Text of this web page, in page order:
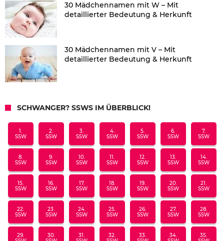
30 Mädchennamen mit W – Mit
detaillierter Bedeutung & Herkunft
30 Mädchennamen mit V – Mit
detaillierter Bedeutung & Herkunft
SCHWANGER? SSWS IM ÜBERBLICK!
1.
SSW
2.
SSW
3.
SSW
4.
SSW
5.
SSW
6.
SSW
7.
SSW
8.
SSW
9.
SSW
10.
SSW
11.
SSW
12.
SSW
13.
SSW
14.
SSW
15.
SSW
16.
SSW
17.
SSW
18.
SSW
19.
SSW
20.
SSW
21.
SSW
22.
SSW
23.
SSW
24.
SSW
25.
SSW
26.
SSW
27.
SSW
28.
SSW
29.
30.
31.
32.
33.
34.
35.